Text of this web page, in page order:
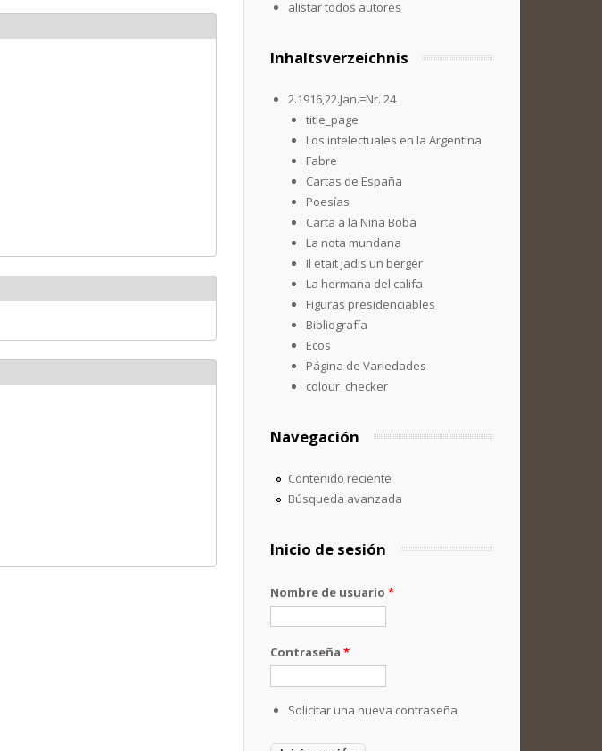
alistar todos autores
Inhaltsverzeichnis
2.1916,22.Jan.=Nr. 24
title_page
Los intelectuales en la Argentina
Fabre
Cartas de España
Poesías
Carta a la Niña Boba
La nota mundana
Il etait jadis un berger
La hermana del califa
Figuras presidenciables
Bibliografía
Ecos
Página de Variedades
colour_checker
Navegación
Contenido reciente
Búsqueda avanzada
Inicio de sesión
Nombre de usuario *
Contraseña *
Solicitar una nueva contraseña